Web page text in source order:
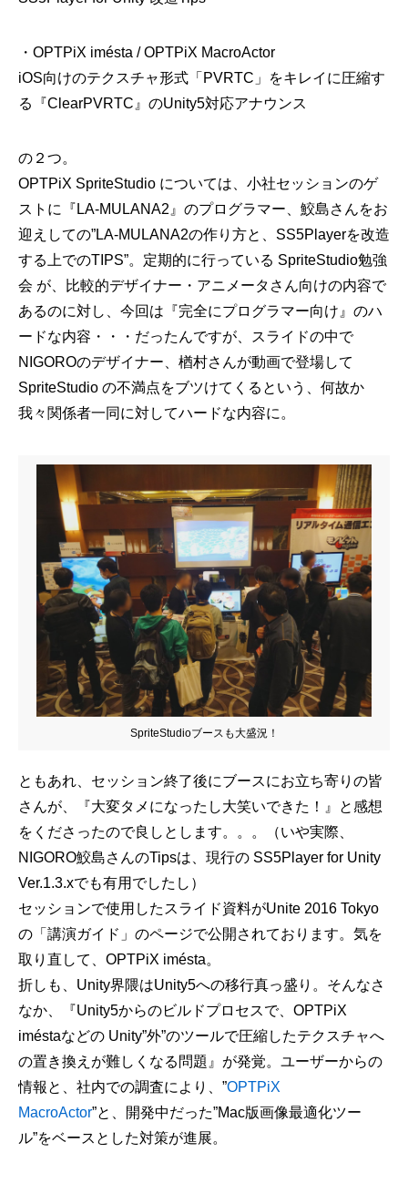
・OPTPiX imésta / OPTPiX MacroActor
iOS向けのテクスチャ形式「PVRTC」をキレイに圧縮す
る『ClearPVRTC』のUnity5対応アナウンス
の２つ。
OPTPiX SpriteStudio については、小社セッションのゲ
ストに『LA-MULANA2』のプログラマー、鮫島さんをお
迎えしての”LA-MULANA2の作り方と、SS5Playerを改造
する上でのTIPS”。定期的に行っている SpriteStudio勉強
会 が、比較的デザイナー・アニメータさん向けの内容で
あるのに対し、今回は『完全にプログラマー向け』のハ
ードな内容・・・だったんですが、スライドの中で
NIGOROのデザイナー、楢村さんが動画で登場して
SpriteStudio の不満点をブツけてくるという、何故か
我々関係者一同に対してハードな内容に。
SpriteStudioブースも大盛況！
ともあれ、セッション終了後にブースにお立ち寄りの皆
さんが、『大変タメになったし大笑いできた！』と感想
をくださったので良しとします。。。（いや実際、
NIGORO鮫島さんのTipsは、現行の SS5Player for Unity
Ver.1.3.xでも有用でしたし）
セッションで使用したスライド資料がUnite 2016 Tokyo
の「講演ガイド」のページで公開されております。気を
取り直して、OPTPiX imésta。
折しも、Unity界隈はUnity5への移行真っ盛り。そんなさ
なか、『Unity5からのビルドプロセスで、OPTPiX
iméstaなどの Unity”外”のツールで圧縮したテクスチャへ
の置き換えが難しくなる問題』が発覚。ユーザーからの
情報と、社内での調査により、”OPTPiX
MacroActor”と、開発中だった”Mac版画像最適化ツー
ル”をベースとした対策が進展。